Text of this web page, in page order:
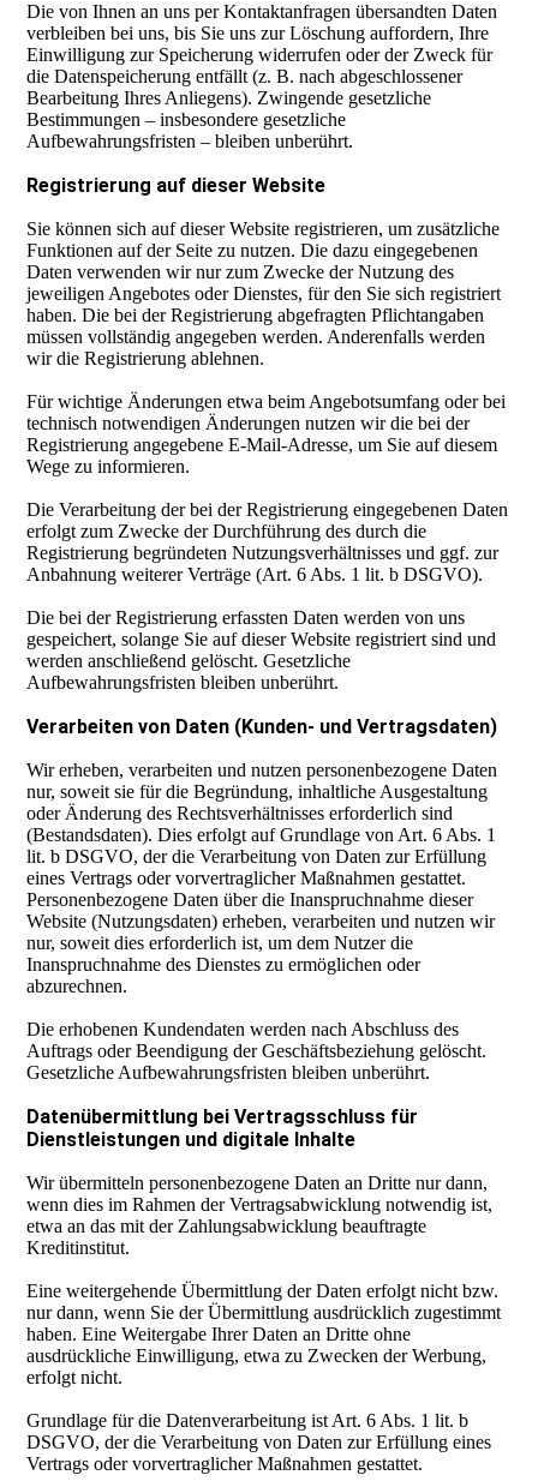
Die von Ihnen an uns per Kontaktanfragen übersandten Daten
verbleiben bei uns, bis Sie uns zur Löschung auffordern, Ihre
Einwilligung zur Speicherung widerrufen oder der Zweck für
die Datenspeicherung entfällt (z. B. nach abgeschlossener
Bearbeitung Ihres Anliegens). Zwingende gesetzliche
Bestimmungen – insbesondere gesetzliche
Aufbewahrungsfristen – bleiben unberührt.
Registrierung auf dieser Website
Sie können sich auf dieser Website registrieren, um zusätzliche
Funktionen auf der Seite zu nutzen. Die dazu eingegebenen
Daten verwenden wir nur zum Zwecke der Nutzung des
jeweiligen Angebotes oder Dienstes, für den Sie sich registriert
haben. Die bei der Registrierung abgefragten Pflichtangaben
müssen vollständig angegeben werden. Anderenfalls werden
wir die Registrierung ablehnen.
Für wichtige Änderungen etwa beim Angebotsumfang oder bei
technisch notwendigen Änderungen nutzen wir die bei der
Registrierung angegebene E-Mail-Adresse, um Sie auf diesem
Wege zu informieren.
Die Verarbeitung der bei der Registrierung eingegebenen Daten
erfolgt zum Zwecke der Durchführung des durch die
Registrierung begründeten Nutzungsverhältnisses und ggf. zur
Anbahnung weiterer Verträge (Art. 6 Abs. 1 lit. b DSGVO).
Die bei der Registrierung erfassten Daten werden von uns
gespeichert, solange Sie auf dieser Website registriert sind und
werden anschließend gelöscht. Gesetzliche
Aufbewahrungsfristen bleiben unberührt.
Verarbeiten von Daten (Kunden- und Vertragsdaten)
Wir erheben, verarbeiten und nutzen personenbezogene Daten
nur, soweit sie für die Begründung, inhaltliche Ausgestaltung
oder Änderung des Rechtsverhältnisses erforderlich sind
(Bestandsdaten). Dies erfolgt auf Grundlage von Art. 6 Abs. 1
lit. b DSGVO, der die Verarbeitung von Daten zur Erfüllung
eines Vertrags oder vorvertraglicher Maßnahmen gestattet.
Personenbezogene Daten über die Inanspruchnahme dieser
Website (Nutzungsdaten) erheben, verarbeiten und nutzen wir
nur, soweit dies erforderlich ist, um dem Nutzer die
Inanspruchnahme des Dienstes zu ermöglichen oder
abzurechnen.
Die erhobenen Kundendaten werden nach Abschluss des
Auftrags oder Beendigung der Geschäftsbeziehung gelöscht.
Gesetzliche Aufbewahrungsfristen bleiben unberührt.
Datenübermittlung bei Vertragsschluss für
Dienstleistungen und digitale Inhalte
Wir übermitteln personenbezogene Daten an Dritte nur dann,
wenn dies im Rahmen der Vertragsabwicklung notwendig ist,
etwa an das mit der Zahlungsabwicklung beauftragte
Kreditinstitut.
Eine weitergehende Übermittlung der Daten erfolgt nicht bzw.
nur dann, wenn Sie der Übermittlung ausdrücklich zugestimmt
haben. Eine Weitergabe Ihrer Daten an Dritte ohne
ausdrückliche Einwilligung, etwa zu Zwecken der Werbung,
erfolgt nicht.
Grundlage für die Datenverarbeitung ist Art. 6 Abs. 1 lit. b
DSGVO, der die Verarbeitung von Daten zur Erfüllung eines
Vertrags oder vorvertraglicher Maßnahmen gestattet.